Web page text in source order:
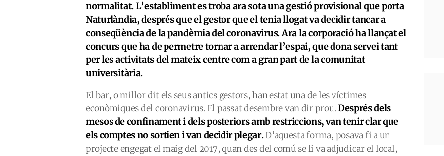
normalitat. L’establiment es troba ara sota una gestió provisional que porta
Naturlàndia, després que el gestor que el tenia llogat va decidir tancar a
conseqüència de la pandèmia del coronavirus. Ara la corporació ha llançat el
concurs que ha de permetre tornar a arrendar l’espai, que dona servei tant
per les activitats del mateix centre com a gran part de la comunitat
universitària.
El bar, o millor dit els seus antics gestors, han estat una de les víctimes
econòmiques del coronavirus. El passat desembre van dir prou.Després dels
mesos de confinament i dels posteriors amb restriccions, van tenir clar que
els comptes no sortien i van decidir plegar.D’aquesta forma, posava fi a un
projecte engegat el maig del 2017, quan des del comú se li va adjudicar el local,